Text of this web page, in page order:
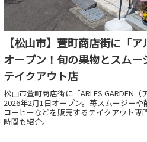
【松山市】萱町商店街に「ア
オープン！旬の果物とスムー
テイクアウト店
松山市萱町商店街に「ARLES GARDEN
2026年2月1日オープン。苺スムージーや
コーヒーなどを販売するテイクアウト専
時間も紹介。